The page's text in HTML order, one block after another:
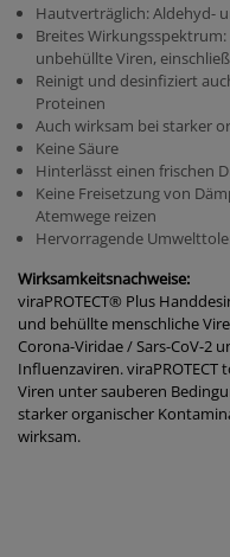
Hautverträglich: Aldehyd-
Breites
unbehüllte Viren,
Reinigt und desinfiziert
Proteinen
Auch wirksam bei starker
Keine Säure
Hinterlässt einen frischen
Keine Freisetzung von
Atemwege reizen
Hervorragende
Wirksamkeitsnachweise:
viraPROTECT® Plus
und behüllte menschliche
Corona-Viridae / Sars-CoV-2
Influenzaviren.
Viren unter sauberen
starker organischer
wirksam.